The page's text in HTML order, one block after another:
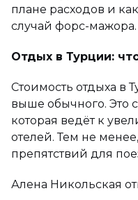
плане расходов и
случай форс-мажора.
Отдых в Турции:
Стоимость отдыха в
выше обычного. Это
которая ведёт к
отелей. Тем не
препятствий для
Алена Никольская